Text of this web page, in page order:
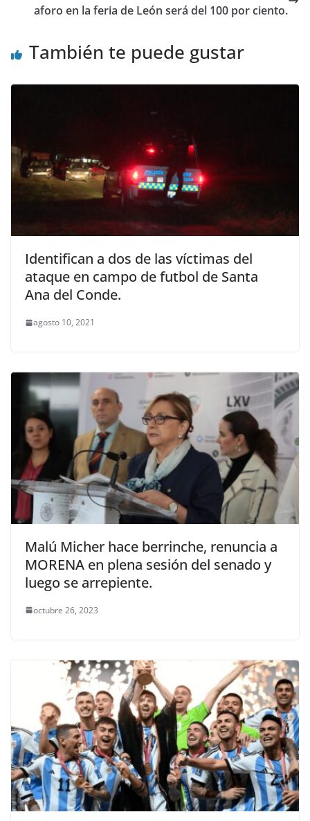
aforo en la feria de León será del 100 por ciento.
También te puede gustar
Identifican a dos de las víctimas del
ataque en campo de futbol de Santa
Ana del Conde.
agosto 10, 2021
Malú Micher hace berrinche, renuncia a
MORENA en plena sesión del senado y
luego se arrepiente.
octubre 26, 2023